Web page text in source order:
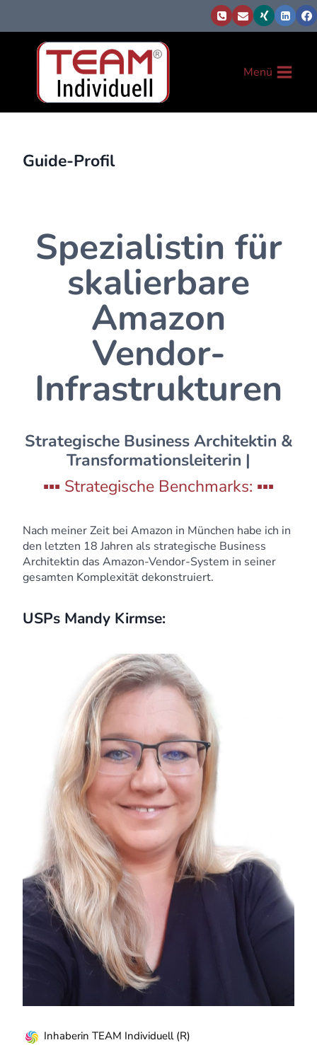
springen
Menü
Guide-Profil
Spezialistin für
skalierbare
Amazon
Vendor-
Infrastrukturen
Strategische Business Architektin &
Transformationsleiterin |
▪️▪️▪️ Strategische Benchmarks: ▪️▪️▪️
Nach meiner Zeit bei Amazon in München habe ich in
den letzten 18 Jahren als strategische Business
Architektin das Amazon-Vendor-System in seiner
gesamten Komplexität dekonstruiert.
USPs Mandy Kirmse:
Inhaberin TEAM Individuell (R)